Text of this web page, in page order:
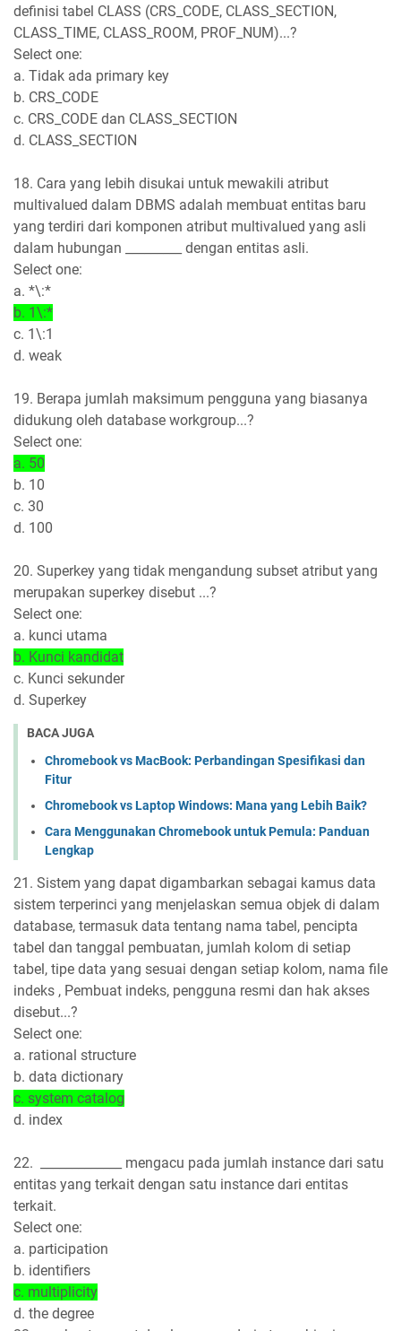
definisi tabel CLASS (CRS_CODE, CLASS_SECTION,
CLASS_TIME, CLASS_ROOM, PROF_NUM)...?
Select one:
a. Tidak ada primary key
b. CRS_CODE
c. CRS_CODE dan CLASS_SECTION
d. CLASS_SECTION
18. Cara yang lebih disukai untuk mewakili atribut
multivalued dalam DBMS adalah membuat entitas baru
yang terdiri dari komponen atribut multivalued yang asli
dalam hubungan _________ dengan entitas asli.
Select one:
a. *\:*
b. 1\:*
c. 1\:1
d. weak
19. Berapa jumlah maksimum pengguna yang biasanya
didukung oleh database workgroup...?
Select one:
a. 50
b. 10
c. 30
d. 100
20. Superkey yang tidak mengandung subset atribut yang
merupakan superkey disebut ...?
Select one:
a. kunci utama
b. Kunci kandidat
c. Kunci sekunder
d. Superkey
BACA JUGA
Chromebook vs MacBook: Perbandingan Spesifikasi dan
Fitur
Chromebook vs Laptop Windows: Mana yang Lebih Baik?
Cara Menggunakan Chromebook untuk Pemula: Panduan
Lengkap
21. Sistem yang dapat digambarkan sebagai kamus data
sistem terperinci yang menjelaskan semua objek di dalam
database, termasuk data tentang nama tabel, pencipta
tabel dan tanggal pembuatan, jumlah kolom di setiap
tabel, tipe data yang sesuai dengan setiap kolom, nama file
indeks , Pembuat indeks, pengguna resmi dan hak akses
disebut...?
Select one:
a. rational structure
b. data dictionary
c. system catalog
d. index
22. _____________ mengacu pada jumlah instance dari satu
entitas yang terkait dengan satu instance dari entitas
terkait.
Select one:
a. participation
b. identifiers
c. multiplicity
d. the degree